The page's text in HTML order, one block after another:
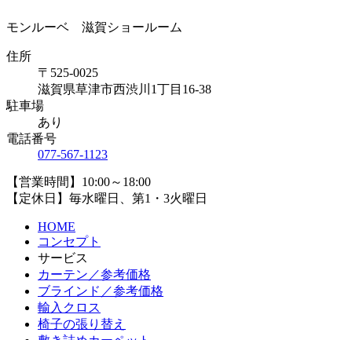
モンルーベ 滋賀ショールーム
住所
〒525-0025
滋賀県草津市西渋川1丁目16-38
駐車場
あり
電話番号
077-567-1123
【営業時間】10:00～18:00
【定休日】毎水曜日、第1・3火曜日
HOME
コンセプト
サービス
カーテン／参考価格
ブラインド／参考価格
輸入クロス
椅子の張り替え